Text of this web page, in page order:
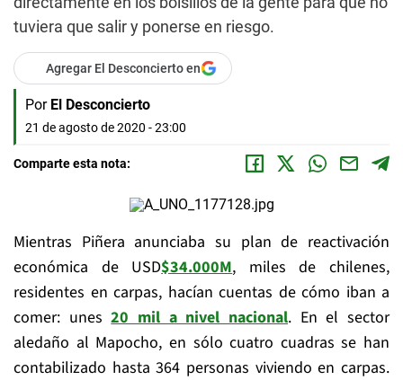
tuviera que salir y ponerse en riesgo.
Agregar El Desconcierto en
Por El Desconcierto
21 de agosto de 2020 - 23:00
Comparte esta nota:
Mientras Piñera anunciaba su plan de reactivación
económica de USD$34.000M, miles de chilenes,
residentes en carpas, hacían cuentas de cómo iban a
comer: unes20 mil a nivel nacional. En el sector
aledaño al Mapocho, en sólo cuatro cuadras se han
contabilizado hasta 364 personas viviendo en carpas.